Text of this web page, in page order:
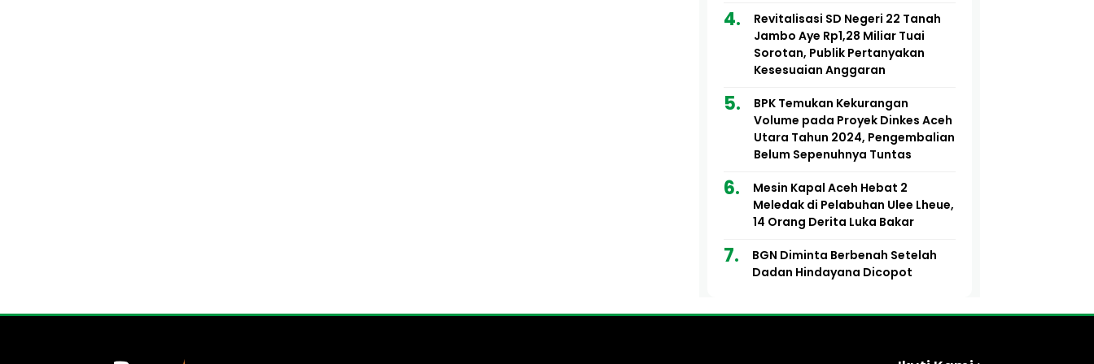
Revitalisasi SD Negeri 22 Tanah
Jambo Aye Rp1,28 Miliar Tuai
Sorotan, Publik Pertanyakan
Kesesuaian Anggaran
BPK Temukan Kekurangan
Volume pada Proyek Dinkes Aceh
Utara Tahun 2024, Pengembalian
Belum Sepenuhnya Tuntas
Mesin Kapal Aceh Hebat 2
Meledak di Pelabuhan Ulee Lheue,
14 Orang Derita Luka Bakar
BGN Diminta Berbenah Setelah
Dadan Hindayana Dicopot